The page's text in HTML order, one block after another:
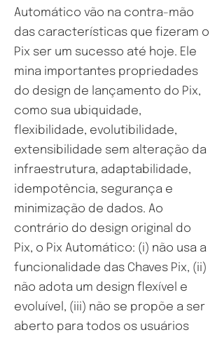
Automático vão na contra-mão
das características que fizeram o
Pix ser um sucesso até hoje. Ele
mina importantes propriedades
do design de lançamento do Pix,
como sua ubiquidade,
flexibilidade, evolutibilidade,
extensibilidade sem alteração da
infraestrutura, adaptabilidade,
idempotência, segurança e
minimização de dados. Ao
contrário do design original do
Pix, o Pix Automático: (i) não usa a
funcionalidade das Chaves Pix, (ii)
não adota um design flexível e
evoluível, (iii) não se propõe a ser
aberto para todos os usuários